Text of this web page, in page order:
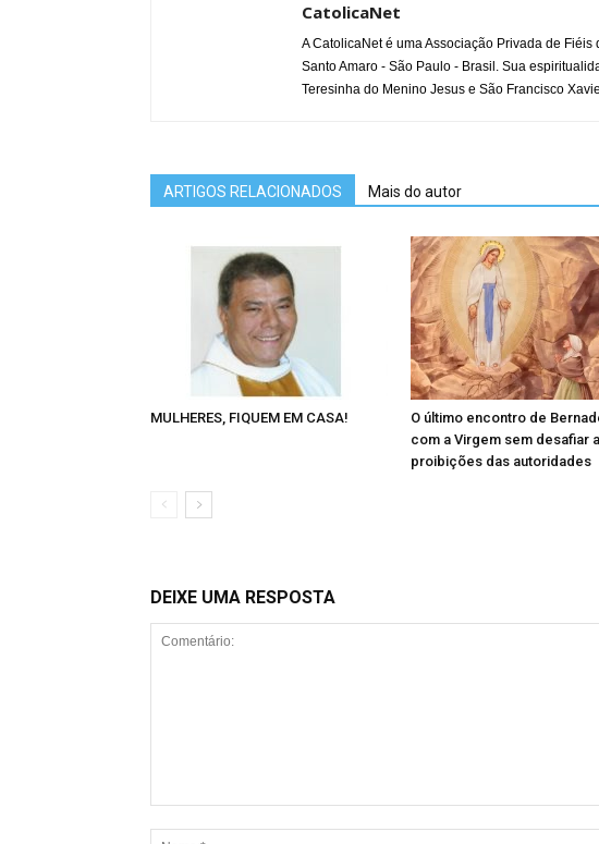
CatolicaNet
A CatolicaNet é uma Associação Privada de
Santo Amaro - São Paulo - Brasil. Sua
Teresinha do Menino Jesus e São Francisco
ARTIGOS RELACIONADOS Mais do autor
MULHERES, FIQUEM EM CASA!
O último encontro de
com a Virgem sem desafiar
proibições das autoridades
DEIXE UMA RESPOSTA